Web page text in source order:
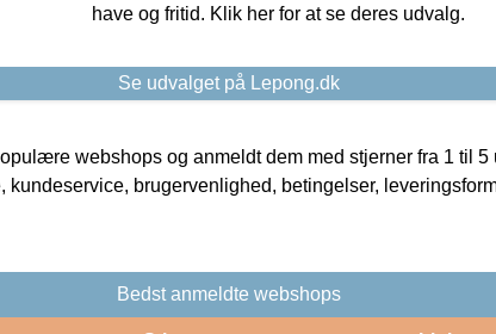
have og fritid. Klik her for at se deres udvalg.
Se udvalget på Lepong.dk
webshops og anmeldt dem med stjerner fra 1 til 5
kundeservice, brugervenlighed, betingelser,
Bedst anmeldte webshops